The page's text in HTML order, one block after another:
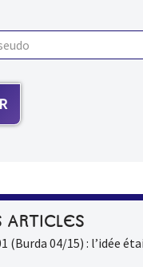
ARTICLES
(Burda 04/15) : l’idée